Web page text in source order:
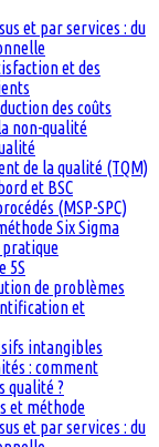
et par services : du
et des
des coûts
non-qualité
de la qualité (TQM)
et BSC
(MSP-SPC)
Six Sigma
pratique
5S
de problèmes
et
intangibles
: comment
qualité ?
et méthode
et par services : du